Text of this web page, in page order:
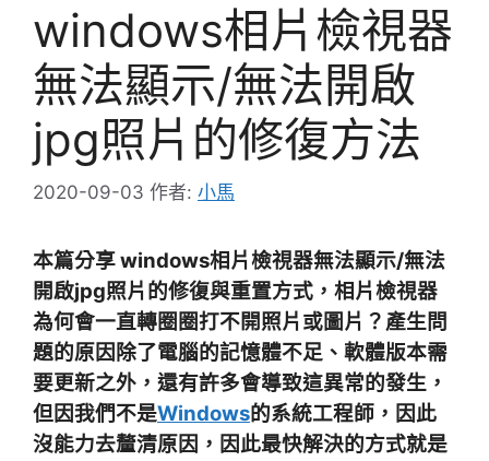
windows相片檢視器
無法顯示/無法開啟
jpg照片的修復方法
2020-09-03 作者: 小馬
本篇分享 windows相片檢視器無法顯示/無法
開啟jpg照片的修復與重置方式，相片檢視器
為何會一直轉圈圈打不開照片或圖片？產生問
題的原因除了電腦的記憶體不足、軟體版本需
要更新之外，還有許多會導致這異常的發生，
但因我們不是Windows的系統工程師，因此
沒能力去釐清原因，因此最快解決的方式就是